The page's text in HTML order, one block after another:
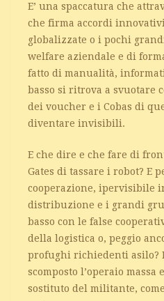
E’ una spaccatura che
che firma accordi
globalizzate o i pochi
welfare aziendale e di
fatto di manualità,
basso si ritrova a svuotare
dei voucher e i Cobas di
diventare invisibili.
E che dire e che fare di
Gates di tassare i robot? E
cooperazione, ipervisibile
distribuzione e i grandi
basso con le false
della logistica o, peggio
profughi richiedenti asilo?
scomposto l’operaio massa
sostituto del militante,